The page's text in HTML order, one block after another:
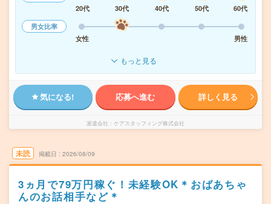
20代
30代 40代 50代
60代
男女比率
女性
男性
もっと見る
気になる! 応募へ進む 詳しく見る
派遣会社 ケアスタッフィング株式会社
未読 掲載日 2026/08/09
3ヵ月で79万円稼ぐ！未経験OK＊おばあちゃ
んのお話相手など＊